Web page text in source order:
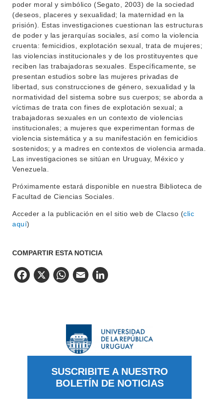
poder moral y simbólico (Segato, 2003) de la sociedad
(deseos, placeres y sexualidad; la maternidad en la
prisión). Estas investigaciones cuestionan las estructuras
de poder y las jerarquías sociales, así como la violencia
cruenta: femicidios, explotación sexual, trata de mujeres;
las violencias institucionales y de los prostituyentes que
reciben las trabajadoras sexuales. Específicamente, se
presentan estudios sobre las mujeres privadas de
libertad, sus construcciones de género, sexualidad y la
normatividad del sistema sobre sus cuerpos; se aborda a
víctimas de trata con fines de explotación sexual; a
trabajadoras sexuales en un contexto de violencias
institucionales; a mujeres que experimentan formas de
violencia sistemática y a su manifestación en femicidios
sostenidos; y a madres en contextos de violencia armada.
Las investigaciones se sitúan en Uruguay, México y
Venezuela.
Próximamente estará disponible en nuestra Biblioteca de
Facultad de Ciencias Sociales.
Acceder a la publicación en el sitio web de Clacso (clic
aquí)
COMPARTIR ESTA NOTICIA
Facebook
X WhatsApp
Email
SUSCRIBITE A NUESTRO
BOLETÍN DE NOTICIAS